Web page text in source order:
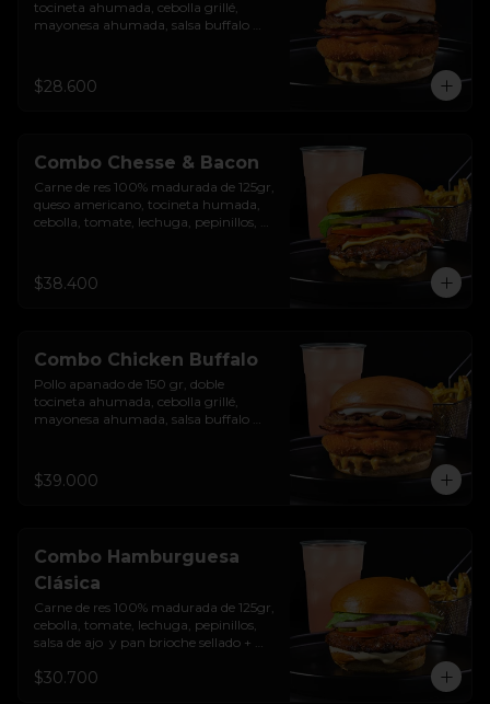
tocineta ahumada, cebolla grillé,
mayonesa ahumada, salsa buffalo
$28.600
Combo Chesse & Bacon
Carne de res 100% madurada de 125gr,
queso americano, tocineta humada,
cebolla, tomate, lechuga, pepinillos,
$38.400
Combo Chicken Buffalo
Pollo apanado de 150 gr, doble
tocineta ahumada, cebolla grillé,
mayonesa ahumada, salsa buffalo
+ bebida de la casa
$39.000
Combo Hamburguesa
Clásica
Carne de res 100% madurada de 125gr,
cebolla, tomate, lechuga, pepinillos,
salsa de ajo  y pan brioche sellado +
$30.700